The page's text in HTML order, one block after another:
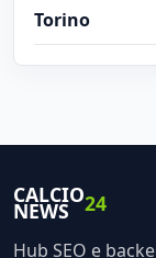
Torino
CALCIO
NEWS 24
Hub SEO e